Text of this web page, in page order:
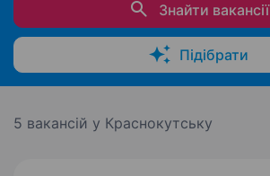
Знайти вакансії
Підібрати
5 вакансій у Краснокутську